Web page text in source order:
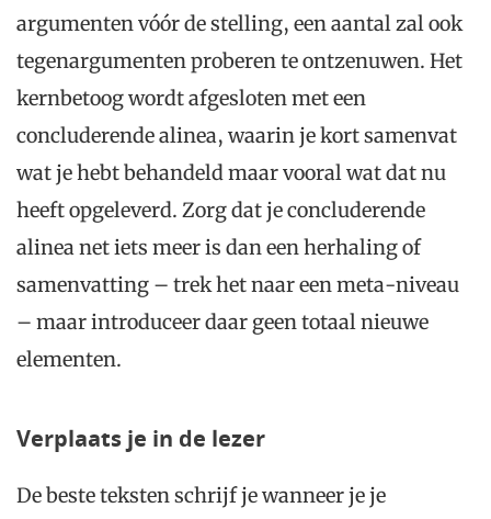
argumenten vóór de stelling, een aantal zal ook
tegenargumenten proberen te ontzenuwen. Het
kernbetoog wordt afgesloten met een
concluderende alinea, waarin je kort samenvat
wat je hebt behandeld maar vooral wat dat nu
heeft opgeleverd. Zorg dat je concluderende
alinea net iets meer is dan een herhaling of
samenvatting – trek het naar een meta-niveau
– maar introduceer daar geen totaal nieuwe
elementen.
Verplaats je in de lezer
De beste teksten schrijf je wanneer je je